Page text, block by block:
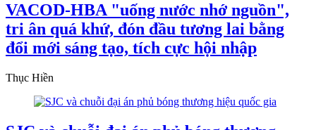
VACOD-HBA "uống nước nhớ nguồn",
tri ân quá khứ, đón đầu tương lai bằng
đổi mới sáng tạo, tích cực hội nhập
Thục Hiền